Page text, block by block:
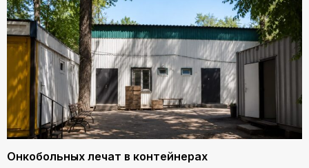
Онкобольных лечат в контейнерах